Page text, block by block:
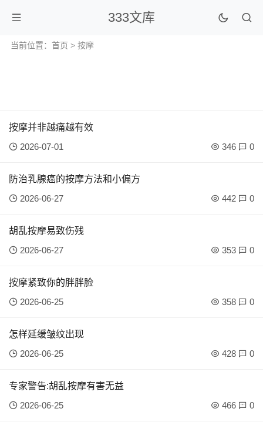
333文库
当前位置： 首页 > 按摩
按摩并非越痛越有效
2026-07-01
346 0
防治乳腺癌的按摩方法和小偏方
2026-06-27
442 0
胡乱按摩易致伤残
2026-06-27
353 0
按摩紧致你的胖胖脸
2026-06-25
358 0
怎样延缓皱纹出现
2026-06-25
428 0
专家警告:胡乱按摩有害无益
2026-06-25
466 0